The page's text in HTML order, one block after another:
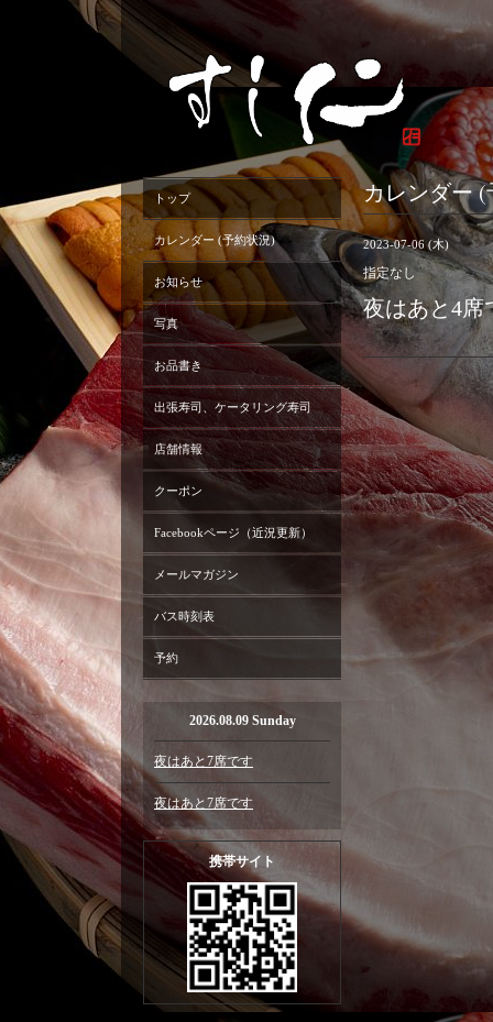
カレンダー
2023-07-06 (木)
指定なし
夜はあと4席
トップ
カレンダー (予約状況)
お知らせ
写真
お品書き
出張寿司、ケータリング寿司
店舗情報
クーポン
Facebookページ（近況更新）
メールマガジン
バス時刻表
予約
2026.08.09 Sunday
夜はあと7席です
夜はあと7席です
携帯サイト